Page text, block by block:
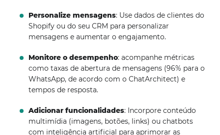
Personalize mensagens: Use dados de clientes do
Shopify ou do seu CRM para personalizar
mensagens e aumentar o engajamento.
Monitore o desempenho: acompanhe métricas
como taxas de abertura de mensagens (96% para o
WhatsApp, de acordo com o ChatArchitect) e
tempos de resposta.
Adicionar funcionalidades: Incorpore conteúdo
multimídia (imagens, botões, links) ou chatbots
com inteligência artificial para aprimorar as